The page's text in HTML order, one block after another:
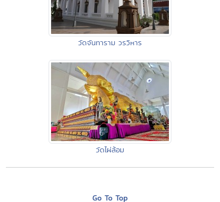
วัดจันทาราม วรวิหาร
วัดไผ่ล้อม
Go To Top